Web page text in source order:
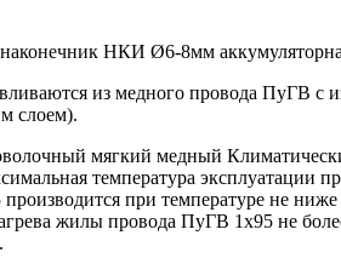
НКИ Ø6-8мм
из медного провода ПуГВ
слоем).
мягкий медный
температура
при температуре не
жилы провода ПуГВ 1х95 не